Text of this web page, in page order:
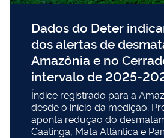
Dados do Deter
dos alertas de
Amazônia e no
intervalo de 2025-
Índice registrado para a
desde o início da medição;
aponta redução do
Caatinga, Mata Atlântica e